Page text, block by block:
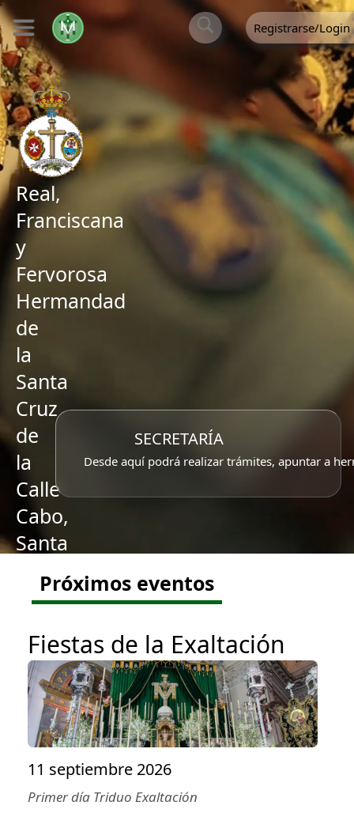
Registrarse/Login
Real,
Franciscana
y
Fervorosa
Hermandad
de
la
Santa
Cruz
de
la
Calle
Cabo,
Santa
Caridad
Sra.
del
Rosario
SECRETARÍA
Desde aquí podrá realizar trámites, apuntar a
Próximos eventos
Fiestas de la Exaltación
11 septiembre 2026
Primer día Triduo Exaltación